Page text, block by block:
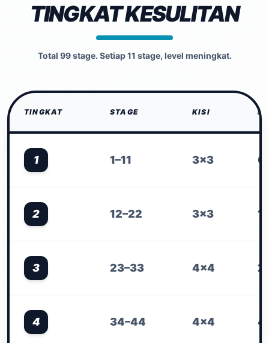
TINGKAT KESULITAN
Total 99 stage. Setiap 11 stage, level meningkat.
TINGKAT STAGE KISI
1 1–11 3×3 0
2 12–22 3×3 1
3 23–33 4×4 2
4 34–44 4×4 4